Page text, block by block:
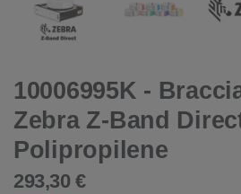
10006995K -
Zebra Z-Band
Polipropilene
293,30 €